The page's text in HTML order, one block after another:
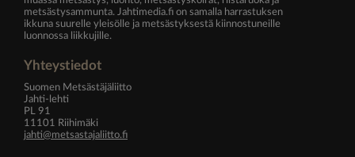
metsästysammunta. Jahtimedia.fi on samalla harrastuksen
ikkuna suurelle yleisölle ja metsästyksestä kiinnostuneille
luonnossa liikkujille.
Yhteystiedot
Suomen Metsästäjäliitto
Jahti-lehti
PL 91
11101 Riihimäki
jahti@metsastajaliitto.fi